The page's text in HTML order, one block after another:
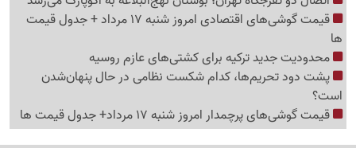
قیمت گوشی‌های اقتصادی امروز شنبه 17 مرداد + جدول قیمت
ها
محدودیت جدید ترکیه برای کشتی‌های عازم روسیه
پشت دود تحریم‌ها، کدام شکست نظامی در حال پنهان‌شدن
است؟
قیمت گوشی‌های پرچمدار امروز شنبه 17 مرداد+ جدول قیمت ها